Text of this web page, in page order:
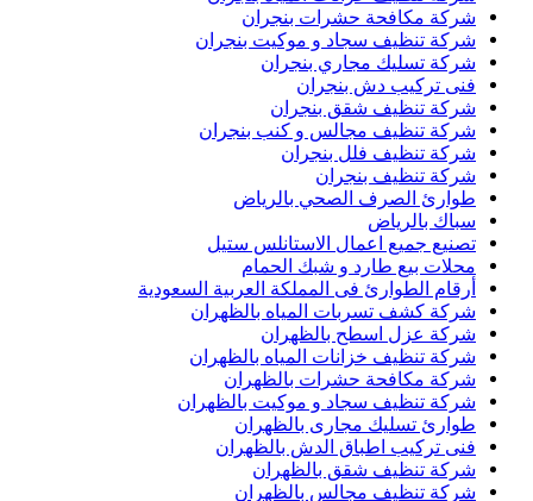
شركة مكافحة حشرات بنجران
شركة تنظيف سجاد و موكيت بنجران
شركة تسليك مجاري بنجران
فنى تركيب دش بنجران
شركة تنظيف شقق بنجران
شركة تنظيف مجالس و كنب بنجران
شركة تنظيف فلل بنجران
شركة تنظيف بنجران
طوارئ الصرف الصحي بالرياض
سباك بالرياض
تصنيع جميع اعمال الاستانلس ستيل
محلات بيع طارد و شبك الحمام
أرقام الطوارئ فى المملكة العربية السعودية
شركة كشف تسربات المياه بالظهران
شركة عزل اسطح بالظهران
شركة تنظيف خزانات المياه بالظهران
شركة مكافحة حشرات بالظهران
شركة تنظيف سجاد و موكيت بالظهران
طوارئ تسليك مجارى بالظهران
فنى تركيب اطباق الدش بالظهران
شركة تنظيف شقق بالظهران
شركة تنظيف مجالس بالظهران